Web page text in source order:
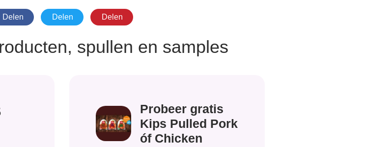
Delen Delen Delen
spullen en samples
Probeer gratis
Kips Pulled Pork
óf Chicken